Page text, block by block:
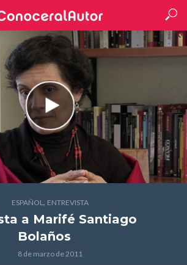
ESPAÑOL, ENTREVISTA
a Marifé Santiago
Bolaños
8 de marzo de 2011